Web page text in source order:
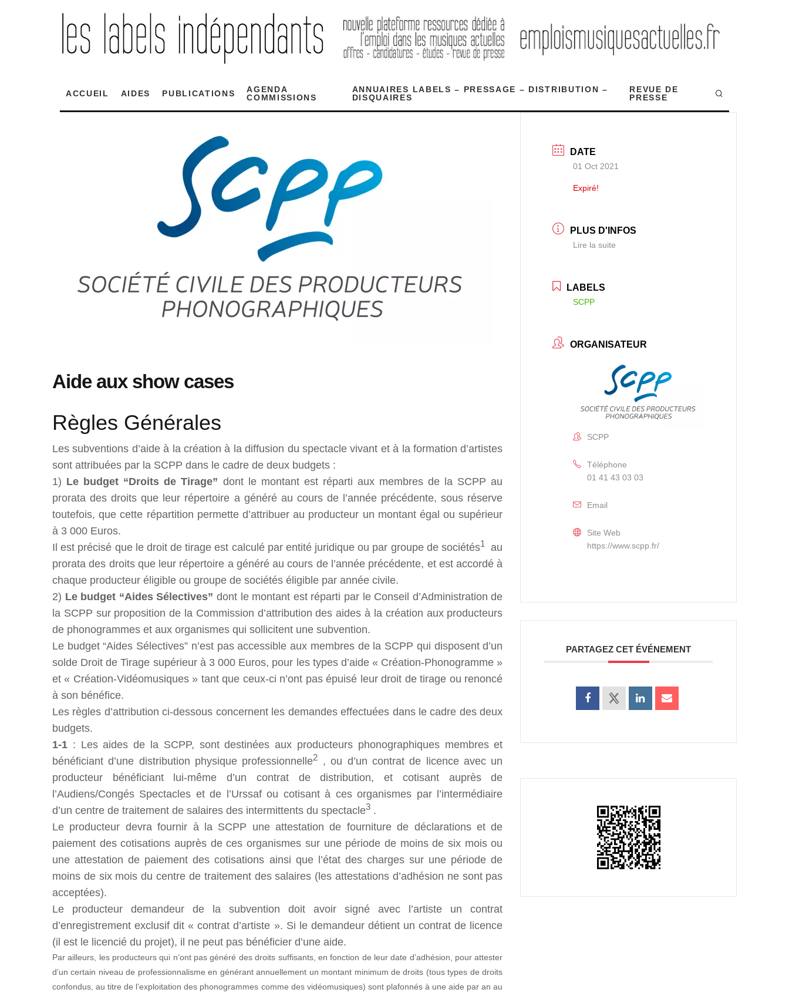
ACCUEIL AIDES PUBLICATIONS
AGENDA
COMMISSIONS
ANNUAIRES LABELS – PRESSAGE – DISTRIBUTION –
DISQUAIRES
REVUE DE
PRESSE
Aide aux show cases
Règles Générales
Les subventions d’aide à la création à la diffusion du spectacle vivant et à la formation d’artistes
sont attribuées par la SCPP dans le cadre de deux budgets :
1) Le budget “Droits de Tirage” dont le montant est réparti aux membres de la SCPP au
prorata des droits que leur répertoire a généré au cours de l’année précédente, sous réserve
toutefois, que cette répartition permette d’attribuer au producteur un montant égal ou supérieur
à 3 000 Euros.
Il est précisé que le droit de tirage est calculé par entité juridique ou par groupe de sociétés1au
prorata des droits que leur répertoire a généré au cours de l’année précédente, et est accordé à
chaque producteur éligible ou groupe de sociétés éligible par année civile.
2) Le budget “Aides Sélectives” dont le montant est réparti par le Conseil d’Administration de
la SCPP sur proposition de la Commission d’attribution des aides à la création aux producteurs
de phonogrammes et aux organismes qui sollicitent une subvention.
Le budget “Aides Sélectives” n’est pas accessible aux membres de la SCPP qui disposent d’un
solde Droit de Tirage supérieur à 3 000 Euros, pour les types d’aide « Création-Phonogramme »
et « Création-Vidéomusiques » tant que ceux-ci n’ont pas épuisé leur droit de tirage ou renoncé
à son bénéfice.
Les règles d’attribution ci-dessous concernent les demandes effectuées dans le cadre des deux
budgets.
1-1 : Les aides de la SCPP, sont destinées aux producteurs phonographiques membres et
bénéficiant d’une distribution physique professionnelle2 , ou d’un contrat de licence avec un
producteur bénéficiant lui-même d’un contrat de distribution, et cotisant auprès de
l’Audiens/Congés Spectacles et de l’Urssaf ou cotisant à ces organismes par l’intermédiaire
d’un centre de traitement de salaires des intermittents du spectacle3 .
Le producteur devra fournir à la SCPP une attestation de fourniture de déclarations et de
paiement des c​​otisations auprès de ces organismes sur une période de moins de six mois ou
une attestation de paiement des cotisations ainsi que l’état des charges sur une période de
moins de six mois du centre de traitement des salaires (les attestations d’adhésion ne sont pas
acceptées).
Le producteur demandeur de la subvention doit avoir signé avec l’artiste un contrat
d’enregistrement exclusif dit « contrat d’artiste ». Si le demandeur détient un contrat de licence
(il est le licencié du projet), il ne peut pas bénéficier d’une aide.
Par ailleurs, les producteurs qui n’ont pas généré des droits suffisants, en fonction de leur date d’adhésion, pour attester
d’un certain niveau de professionnalisme en générant annuellement un montant minimum de droits (tous types de droits
confondus, au titre de l’exploitation des phonogrammes comme des vidéomusiques) sont plafonnés à une aide par an au
DATE
01 Oct 2021
Expiré!
PLUS D'INFOS
Lire la suite
LABELS
SCPP
ORGANISATEUR
SCPP
Téléphone
01 41 43 03 03
Email
Site Web
https://www.scpp.fr/
PARTAGEZ CET ÉVÉNEMENT